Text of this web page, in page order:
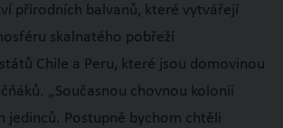
přírodních balvanů, které vytvářejí
skalnatého pobřeží
Chile a Peru, které jsou domovinou
„Současnou chovnou kolonii
jedinců. Postupně bychom chtěli